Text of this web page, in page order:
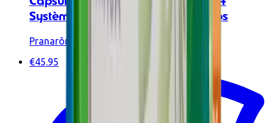
Système immunitaire BIO - 30 caps
Pranarôm
€45.95